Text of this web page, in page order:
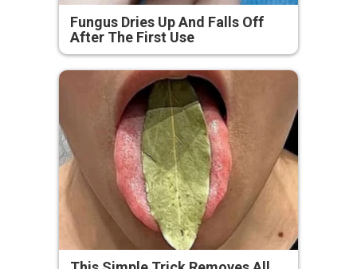
Fungus Dries Up And Falls Off
After The First Use